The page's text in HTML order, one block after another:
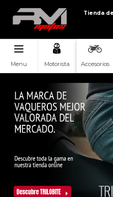
Tienda
Menu Motorista Accesorios